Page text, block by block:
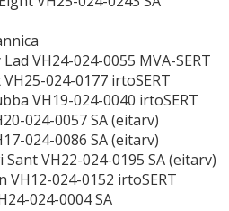
VH24-024-0055 MVA-SERT
024-0177 irtoSERT
VH19-024-0040 irtoSERT
024-0057 SA (eitarv)
024-0086 SA (eitarv)
VH22-024-0195 SA (eitarv)
VH12-024-0152 irtoSERT
024-0004 SA